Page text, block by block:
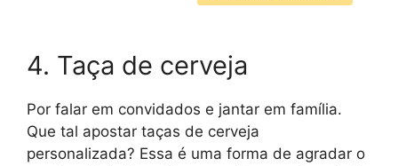
4. Taça de cerveja
Por falar em convidados e jantar em família.
Que tal apostar taças de cerveja
personalizada? Essa é uma forma de agradar o